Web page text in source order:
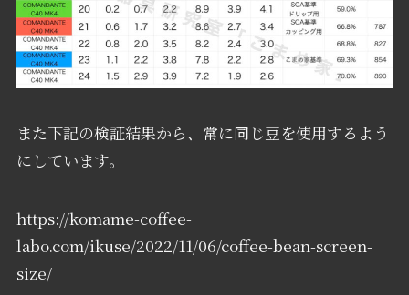
また下記の検証結果から、常に同じ豆を使用するよう
にしています。
https://komame-coffee-
labo.com/ikuse/2022/11/06/coffee-bean-screen-
size/